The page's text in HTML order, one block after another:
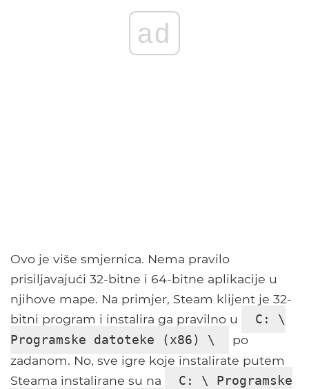
ad
Ovo je više smjernica. Nema pravilo
prisiljavajući 32-bitne i 64-bitne aplikacije u
njihove mape. Na primjer, Steam klijent je 32-
bitni program i instalira ga pravilno u
C: \
Programske datoteke (x86) \
po
zadanom. No, sve igre koje instalirate putem
Steama instalirane su na
C: \ Programske